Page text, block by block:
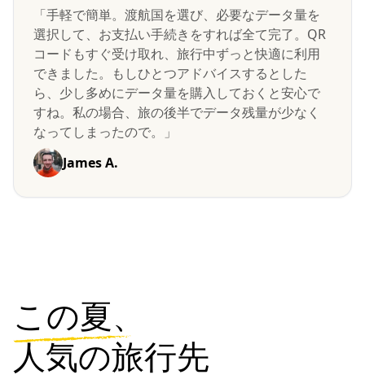
「手軽で簡単。渡航国を選び、必要なデータ量を
選択して、お支払い手続きをすれば全て完了。QR
コードもすぐ受け取れ、旅行中ずっと快適に利用
できました。もしひとつアドバイスするとした
ら、少し多めにデータ量を購入しておくと安心で
すね。私の場合、旅の後半でデータ残量が少なく
なってしまったので。」
James A.
この夏、
人気の旅行先